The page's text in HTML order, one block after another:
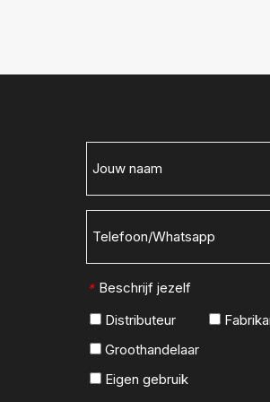
* Beschrijf jezelf
Distributeur
Groothandelaar
Eigen gebruik